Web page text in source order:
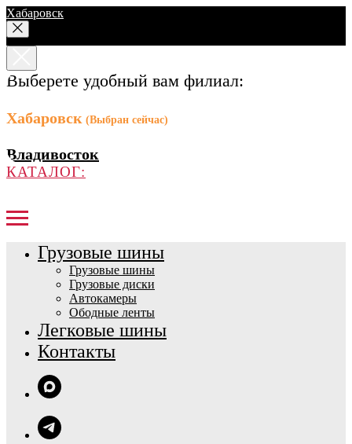
Хабаровск
Выберете удобный вам филиал:
Хабаровск (Выбран сейчас)
Владивосток
КАТАЛОГ:
Грузовые шины
Грузовые шины
Грузовые диски
Автокамеры
Ободные ленты
Легковые шины
Контакты